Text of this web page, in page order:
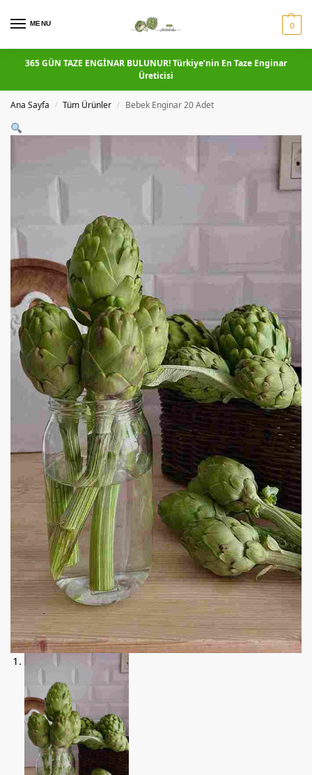
MENU 0
365 GÜN TAZE ENGİNAR BULUNUR! Türkiye’nin En Taze Enginar
Üreticisi
Ana Sayfa / Tüm Ürünler / Bebek Enginar 20 Adet